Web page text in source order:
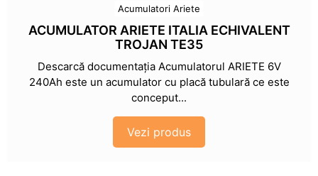
Acumulatori Ariete
ACUMULATOR ARIETE ITALIA ECHIVALENT
TROJAN TE35
Descarcă documentația Acumulatorul ARIETE 6V
240Ah este un acumulator cu placă tubulară ce este
conceput...
Vezi produs